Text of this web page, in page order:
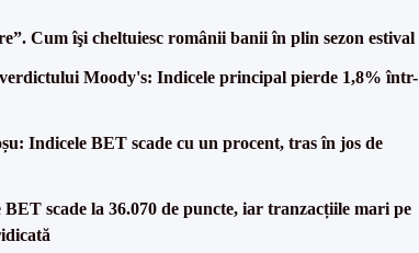
Cum îşi cheltuiesc românii banii în plin sezon estival
Moody's: Indicele principal pierde 1,8% într-
Indicele BET scade cu un procent, tras în jos de
scade la 36.070 de puncte, iar tranzacțiile mari pe